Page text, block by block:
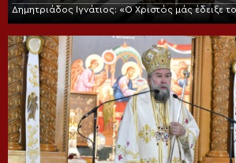
Δημητριάδος Ιγνάτιος: «Ο Χριστός μάς έδειξε